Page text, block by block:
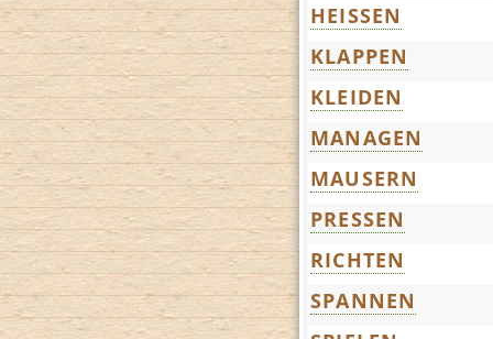
HEISSEN
KLAPPEN
KLEIDEN
MANAGEN
MAUSERN
PRESSEN
RICHTEN
SPANNEN